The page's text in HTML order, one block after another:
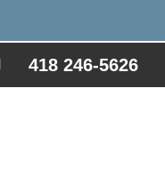
418 246-5626